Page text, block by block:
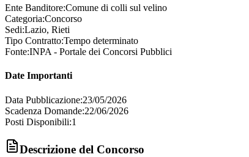
Ente Banditore:Comune di colli sul velino
Categoria:Concorso
Sedi:Lazio, Rieti
Tipo Contratto:Tempo determinato
Fonte:INPA - Portale dei Concorsi Pubblici
Date Importanti
Data Pubblicazione:23/05/2026
Scadenza Domande:22/06/2026
Posti Disponibili:1
Descrizione del Concorso